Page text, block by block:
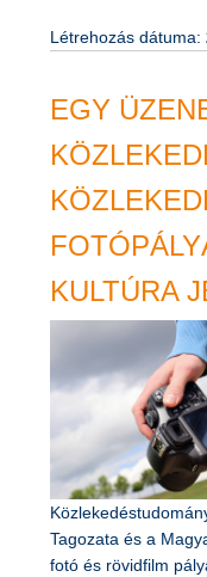
Létrehozás dátuma:
EGY
KULTÚRA
Tagozata és a
fotó és rövidfilm